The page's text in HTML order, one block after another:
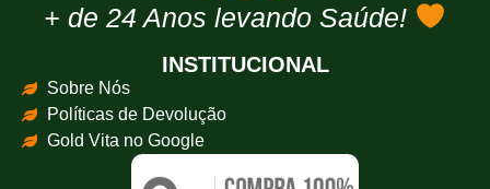
+ de 24 Anos levando Saúde!
INSTITUCIONAL
Sobre Nós
Políticas de Devolução
Gold Vita no Google